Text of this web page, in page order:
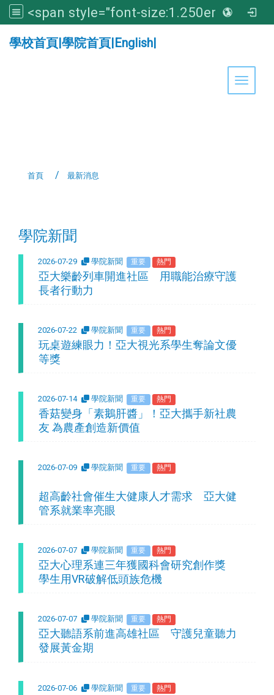
<span style="font-size:1.250em;"><strong>亞洲大學醫學暨健康學院</strong></span>
學校首頁|學院首頁|English|
Toggle
首頁 最新消息
學院新聞
2026-07-29 學院新聞 重要 熱門
亞大樂齡列車開進社區 用職能治療守護
長者行動力
2026-07-22 學院新聞 重要 熱門
玩桌遊練眼力！亞大視光系學生奪論文優
等獎
2026-07-14 學院新聞 重要 熱門
香菇變身「素鵝肝醬」！亞大攜手新社農
友 為農產創造新價值
2026-07-09 學院新聞 重要 熱門
超高齡社會催生大健康人才需求 亞大健
管系就業率亮眼
2026-07-07 學院新聞 重要 熱門
亞大心理系連三年獲國科會研究創作獎
學生用VR破解低頭族危機
2026-07-07 學院新聞 重要 熱門
亞大聽語系前進高雄社區 守護兒童聽力
發展黃金期
2026-07-06 學院新聞 重要 熱門